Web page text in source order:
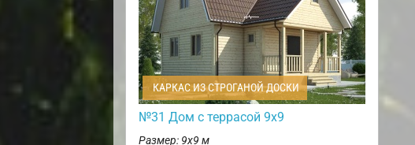
КАРКАС ИЗ СТРОГАНОЙ ДОСКИ
№31 Дом с террасой 9х9
Размер: 9х9 м